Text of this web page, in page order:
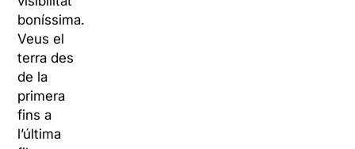
boníssima.
Veus el
terra des
de la
primera
fins a
l’última